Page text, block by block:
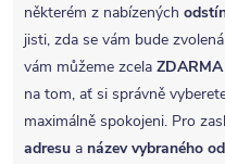
některém z nabízených
jisti, zda se vám bude
vám můžeme zcela ZDARMA
na tom, ať si správně
maximálně spokojeni. Pro
adresu a název vybraného